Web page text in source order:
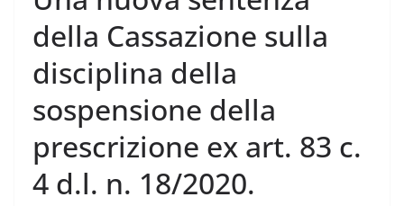
della Cassazione sulla
disciplina della
sospensione della
prescrizione ex art. 83 c.
4 d.l. n. 18/2020.